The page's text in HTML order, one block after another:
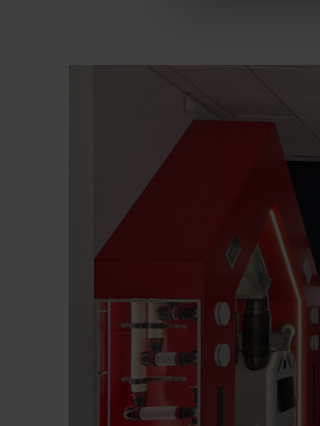
Zehnder Group Czech
Zehnder Group
Zehnder Group Sales
Zehnder Group
Zehnder Polska Sp. z
Zehnder Group UK